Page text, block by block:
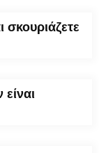
σκουριάζετε